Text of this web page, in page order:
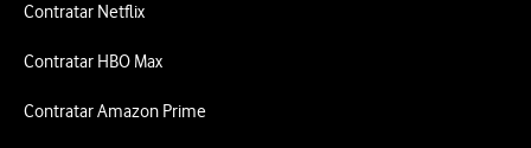
Contratar Netflix
Contratar HBO Max
Contratar Amazon Prime